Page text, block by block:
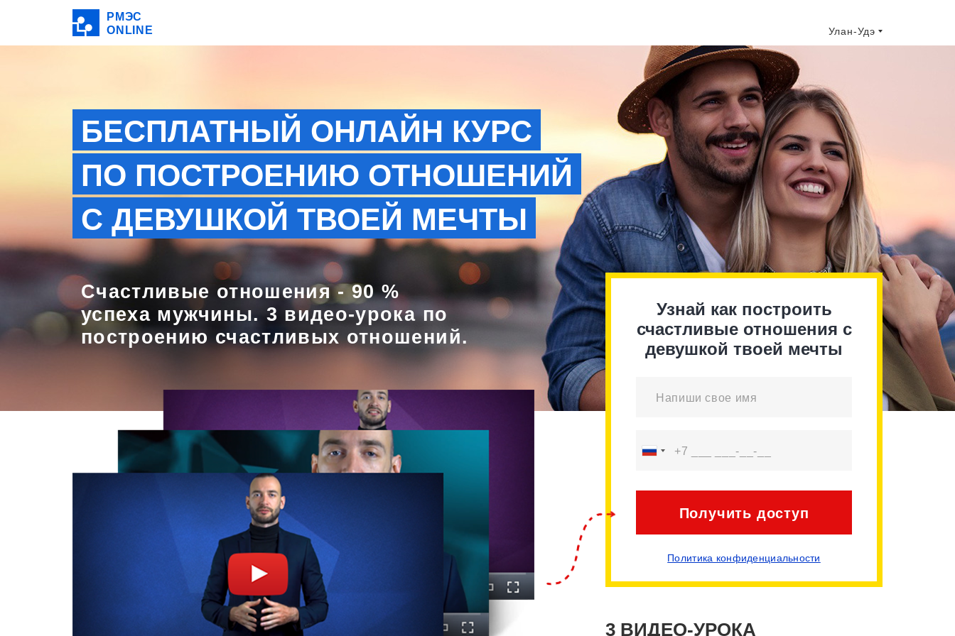
РМЭС
ONLINE
Улан-Удэ
БЕСПЛАТНЫЙ ОНЛАЙН КУРС
ПО ПОСТРОЕНИЮ ОТНОШЕНИЙ
С ДЕВУШКОЙ ТВОЕЙ МЕЧТЫ
Счастливые отношения - 90 %
успеха мужчины. 3 видео-урока по
построению счастливых отношений.
Узнай как построить
счастливые отношения с
девушкой твоей мечты
Получить доступ
Политика конфиденциальности
3 ВИДЕО-УРОКА